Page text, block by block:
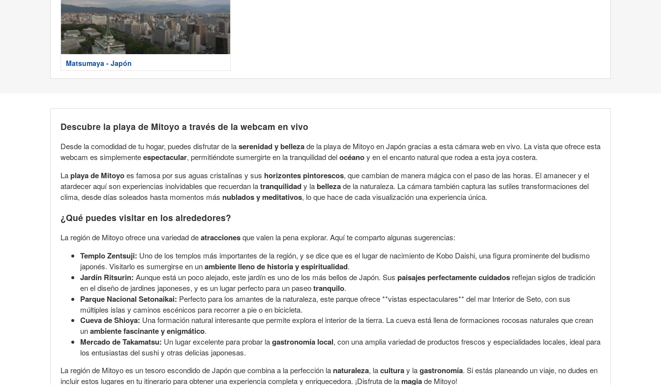
Matsumaya - Japón
Descubre la playa de Mitoyo a través de la webcam en vivo
Desde la comodidad de tu hogar, puedes disfrutar de laserenidad y bellezade la playa de Mitoyo en Japón gracias a esta cámara web en vivo. La vista que ofrece esta
webcam es simplementeespectacular, permitiéndote sumergirte en la tranquilidad delocéanoy en el encanto natural que rodea a esta joya costera.
Laplaya de Mitoyoes famosa por sus aguas cristalinas y sus horizontes pintorescos, que cambian de manera mágica con el paso de las horas. El amanecer y el
atardecer aquí son experiencias inolvidables que recuerdan latranquilidady labellezade la naturaleza. La cámara también captura las sutiles transformaciones del
clima, desde días soleados hasta momentos más nublados y meditativos, lo que hace de cada visualización una experiencia única.
¿Qué puedes visitar en los alrededores?
La región de Mitoyo ofrece una variedad deatraccionesque valen la pena explorar. Aquí te comparto algunas sugerencias:
Templo Zentsuji: Uno de los templos más importantes de la región, y se dice que es el lugar de nacimiento de Kobo Daishi, una figura prominente del budismo
japonés. Visitarlo es sumergirse en unambiente lleno de historia y espiritualidad.
Jardín Ritsurin: Aunque está un poco alejado, este jardín es uno de los más bellos de Japón. Sus paisajes perfectamente cuidados reflejan siglos de tradición
en el diseño de jardines japoneses, y es un lugar perfecto para un paseotranquilo.
Parque Nacional Setonaikai: Perfecto para los amantes de la naturaleza, este parque ofrece **vistas espectaculares** del mar Interior de Seto, con sus
múltiples islas y caminos escénicos para recorrer a pie o en bicicleta.
Cueva de Shioya: Una formación natural interesante que permite explora el interior de la tierra. La cueva está llena de formaciones rocosas naturales que crean
unambiente fascinante y enigmático.
Mercado de Takamatsu: Un lugar excelente para probar lagastronomía local, con una amplia variedad de productos frescos y especialidades locales, ideal para
los entusiastas del sushi y otras delicias japonesas.
La región de Mitoyo es un tesoro escondido de Japón que combina a la perfección la naturaleza, laculturay lagastronomía. Si estás planeando un viaje, no dudes en
incluir estos lugares en tu itinerario para obtener una experiencia completa y enriquecedora. ¡Disfruta de la magiade Mitoyo!